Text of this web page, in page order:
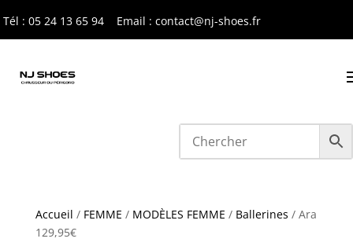
Tél : 05 24 13 65 94 Email : contact@nj-shoes.fr
Accueil / FEMME / MODÈLES FEMME / Ballerines / Ara
129,95€